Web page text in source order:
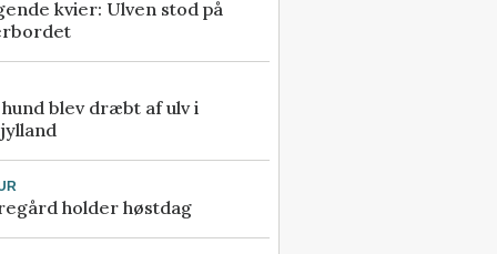
kvier: Ulven stod på
blev dræbt af ulv i
holder høstdag